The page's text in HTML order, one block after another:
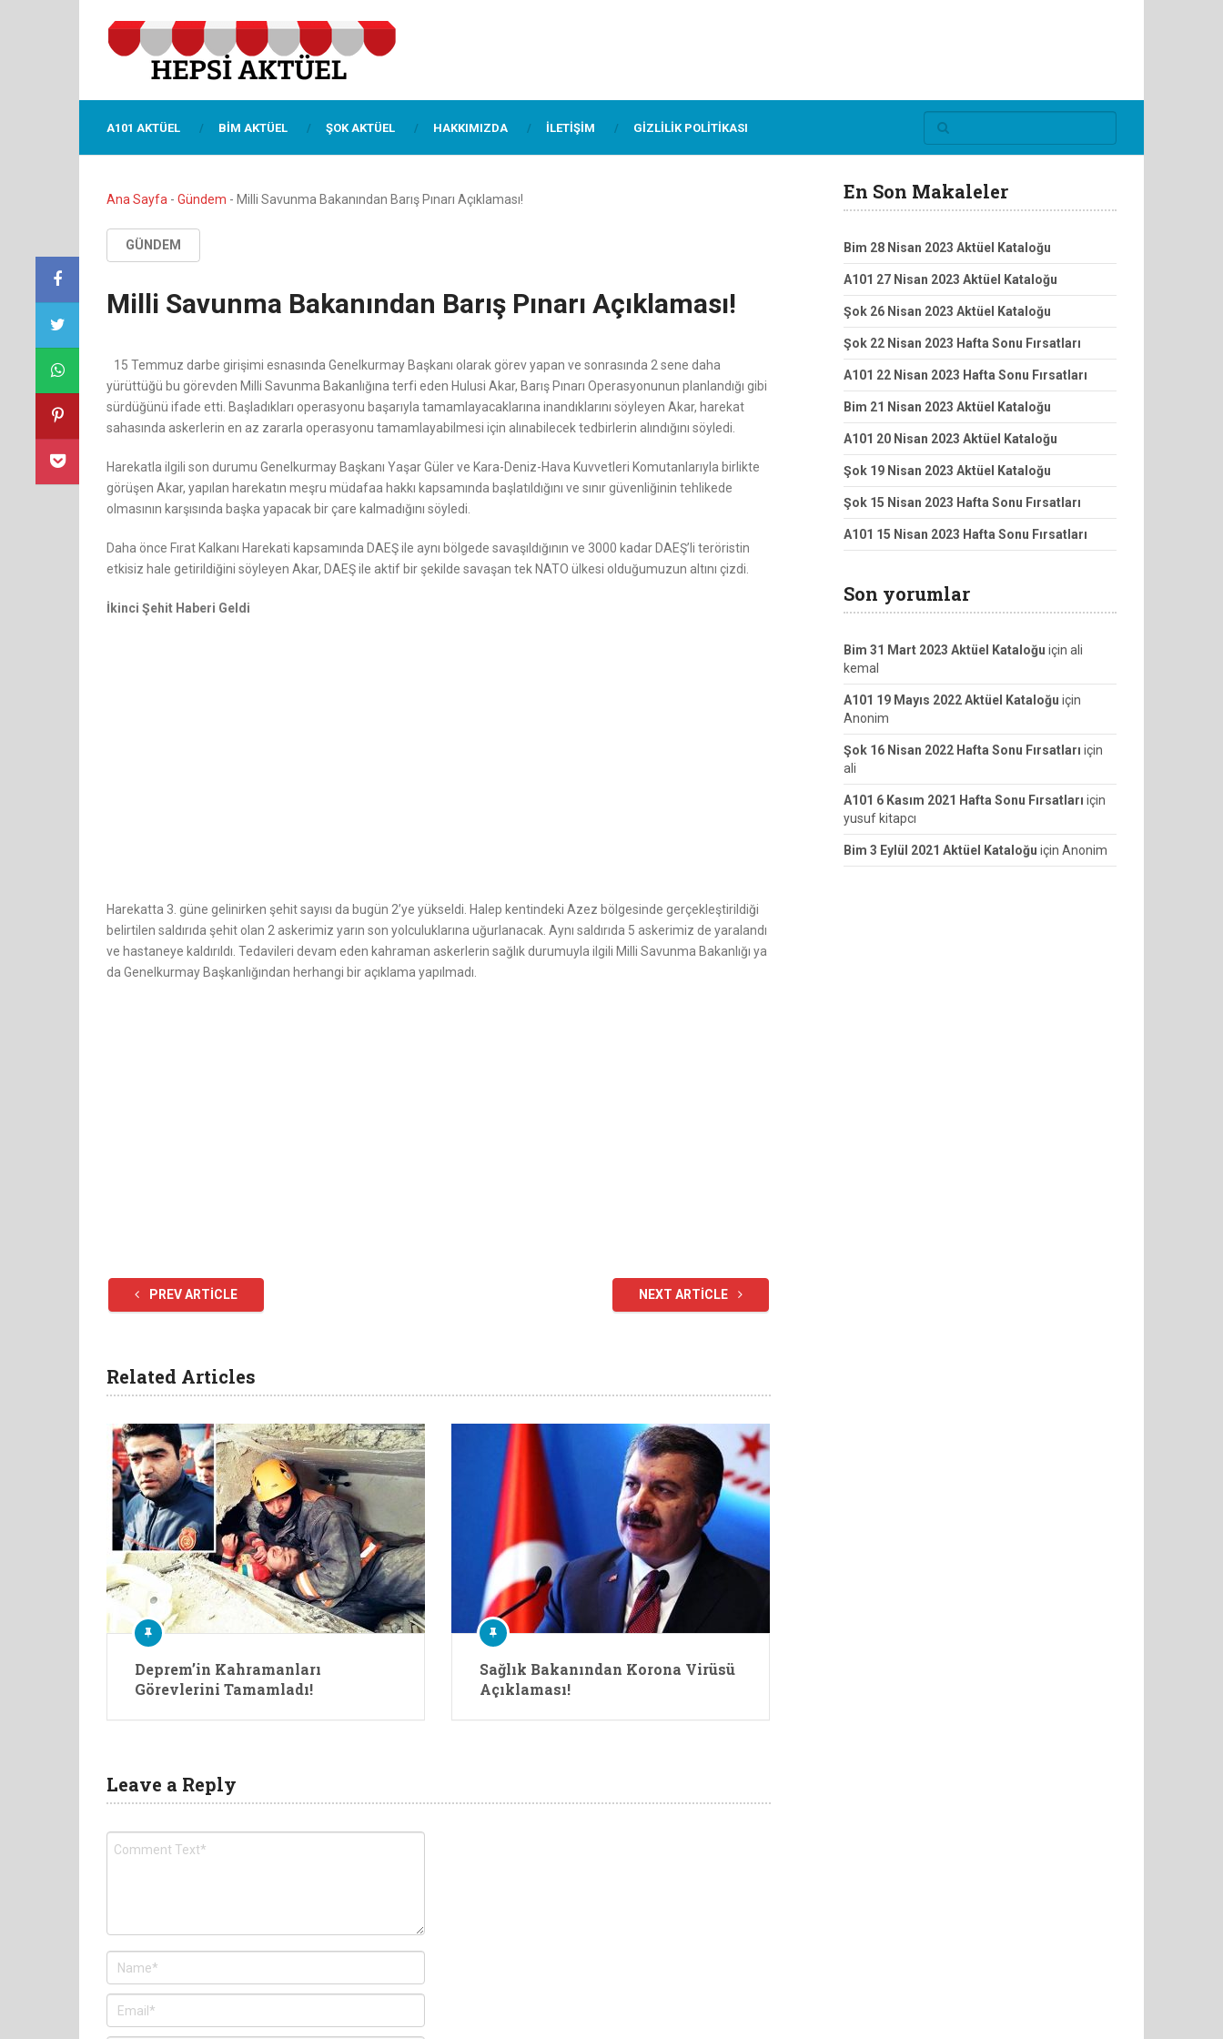
A101 AKTÜEL BIM AKTÜEL ŞOK AKTÜEL HAKKIMIZDA İLETIŞIM GIZLILIK POLITIKASI
Ana Sayfa - Gündem - Milli Savunma Bakanından Barış Pınarı Açıklaması!
GÜNDEM
Milli Savunma Bakanından Barış Pınarı Açıklaması!
15 Temmuz darbe girişimi esnasında Genelkurmay Başkanı olarak görev yapan ve sonrasında 2 sene daha
yürüttüğü bu görevden Milli Savunma Bakanlığına terfi eden Hulusi Akar, Barış Pınarı Operasyonunun planlandığı gibi
sürdüğünü ifade etti. Başladıkları operasyonu başarıyla tamamlayacaklarına inandıklarını söyleyen Akar, harekat
sahasında askerlerin en az zararla operasyonu tamamlayabilmesi için alınabilecek tedbirlerin alındığını söyledi.
Harekatla ilgili son durumu Genelkurmay Başkanı Yaşar Güler ve Kara-Deniz-Hava Kuvvetleri Komutanlarıyla birlikte
görüşen Akar, yapılan harekatın meşru müdafaa hakkı kapsamında başlatıldığını ve sınır güvenliğinin tehlikede
olmasının karşısında başka yapacak bir çare kalmadığını söyledi.
Daha önce Fırat Kalkanı Harekati kapsamında DAEŞ ile aynı bölgede savaşıldığının ve 3000 kadar DAEŞ’li teröristin
etkisiz hale getirildiğini söyleyen Akar, DAEŞ ile aktif bir şekilde savaşan tek NATO ülkesi olduğumuzun altını çizdi.
İkinci Şehit Haberi Geldi
Harekatta 3. güne gelinirken şehit sayısı da bugün 2’ye yükseldi. Halep kentindeki Azez bölgesinde gerçekleştirildiği
belirtilen saldırıda şehit olan 2 askerimiz yarın son yolculuklarına uğurlanacak. Aynı saldırıda 5 askerimiz de yaralandı
ve hastaneye kaldırıldı. Tedavileri devam eden kahraman askerlerin sağlık durumuyla ilgili Milli Savunma Bakanlığı ya
da Genelkurmay Başkanlığından herhangi bir açıklama yapılmadı.
PREV ARTICLE NEXT ARTICLE
Related Articles
Deprem’in Kahramanları
Görevlerini Tamamladı!
Sağlık Bakanından Korona Virüsü
Açıklaması!
Leave a Reply
En Son Makaleler
Bim 28 Nisan 2023 Aktüel Kataloğu
A101 27 Nisan 2023 Aktüel Kataloğu
Şok 26 Nisan 2023 Aktüel Kataloğu
Şok 22 Nisan 2023 Hafta Sonu Fırsatları
A101 22 Nisan 2023 Hafta Sonu Fırsatları
Bim 21 Nisan 2023 Aktüel Kataloğu
A101 20 Nisan 2023 Aktüel Kataloğu
Şok 19 Nisan 2023 Aktüel Kataloğu
Şok 15 Nisan 2023 Hafta Sonu Fırsatları
A101 15 Nisan 2023 Hafta Sonu Fırsatları
Son yorumlar
Bim 31 Mart 2023 Aktüel Kataloğu için ali
kemal
A101 19 Mayıs 2022 Aktüel Kataloğu için
Anonim
Şok 16 Nisan 2022 Hafta Sonu Fırsatları için
ali
A101 6 Kasım 2021 Hafta Sonu Fırsatları için
yusuf kitapcı
Bim 3 Eylül 2021 Aktüel Kataloğu için Anonim